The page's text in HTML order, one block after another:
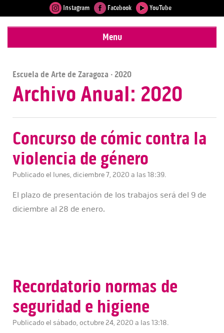
Instagram Facebook YouTube
Menu
Escuela de Arte de Zaragoza · 2020
Archivo Anual: 2020
Concurso de cómic contra la
violencia de género
Publicado el lunes, diciembre 7, 2020 a las 18:39.
El plazo de presentación de los trabajos será del 9 de
diciembre al 28 de enero.
Recordatorio normas de
seguridad e higiene
Publicado el sábado, octubre 24, 2020 a las 13:18.